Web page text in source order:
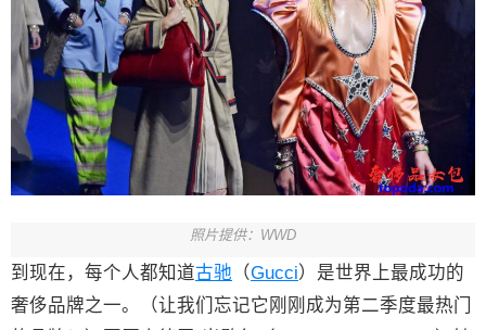
照片提供：WWD
到现在，每个人都知道古驰 （Gucci）是世界上最成功的
奢侈品牌之一。（让我们忘记它刚刚成为第二季度最热门